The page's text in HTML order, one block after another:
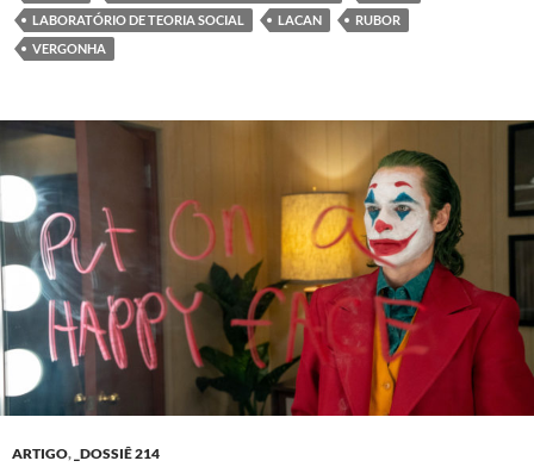
LABORATÓRIO DE TEORIA SOCIAL
LACAN
RUBOR
VERGONHA
ARTIGO, _DOSSIÊ 214